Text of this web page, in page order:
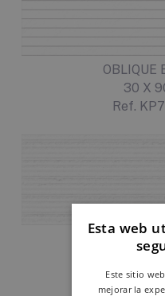
OBLIQUE
30 X
Ref.
STRATA
30 X
Ref.
Esta web
Este sitio
mejorar la